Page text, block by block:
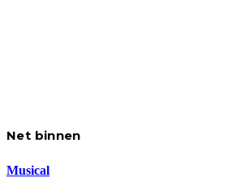
Net binnen
Musical